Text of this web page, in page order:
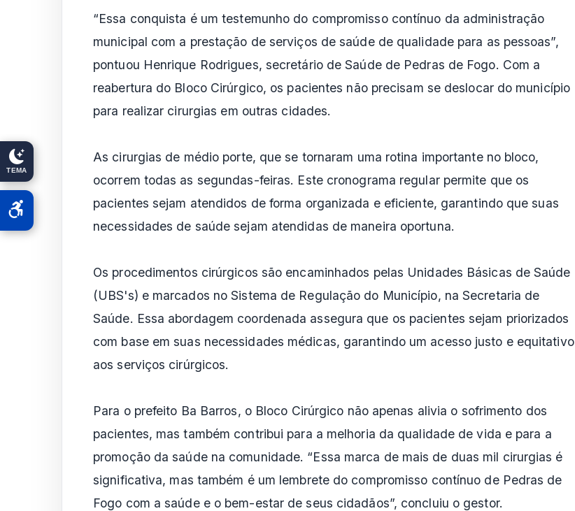
TEMA
“Essa conquista é um testemunho do compromisso contínuo da administração
municipal com a prestação de serviços de saúde de qualidade para as pessoas”,
pontuou Henrique Rodrigues, secretário de Saúde de Pedras de Fogo. Com a
reabertura do Bloco Cirúrgico, os pacientes não precisam se deslocar do município
para realizar cirurgias em outras cidades.
As cirurgias de médio porte, que se tornaram uma rotina importante no bloco,
ocorrem todas as segundas-feiras. Este cronograma regular permite que os
pacientes sejam atendidos de forma organizada e eficiente, garantindo que suas
necessidades de saúde sejam atendidas de maneira oportuna.
Os procedimentos cirúrgicos são encaminhados pelas Unidades Básicas de Saúde
(UBS's) e marcados no Sistema de Regulação do Município, na Secretaria de
Saúde. Essa abordagem coordenada assegura que os pacientes sejam priorizados
com base em suas necessidades médicas, garantindo um acesso justo e equitativo
aos serviços cirúrgicos.
Para o prefeito Ba Barros, o Bloco Cirúrgico não apenas alivia o sofrimento dos
pacientes, mas também contribui para a melhoria da qualidade de vida e para a
promoção da saúde na comunidade. “Essa marca de mais de duas mil cirurgias é
significativa, mas também é um lembrete do compromisso contínuo de Pedras de
Fogo com a saúde e o bem-estar de seus cidadãos”, concluiu o gestor.